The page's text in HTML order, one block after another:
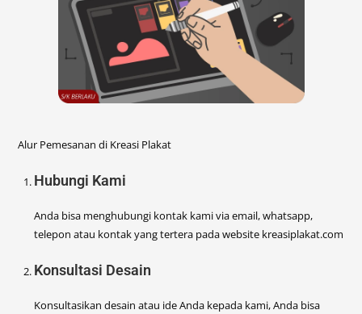
Alur Pemesanan di Kreasi Plakat
Hubungi Kami
Anda bisa menghubungi kontak kami via email, whatsapp,
telepon atau kontak yang tertera pada website kreasiplakat.com
Konsultasi Desain
Konsultasikan desain atau ide Anda kepada kami, Anda bisa